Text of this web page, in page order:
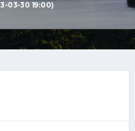
03-30 19:00)